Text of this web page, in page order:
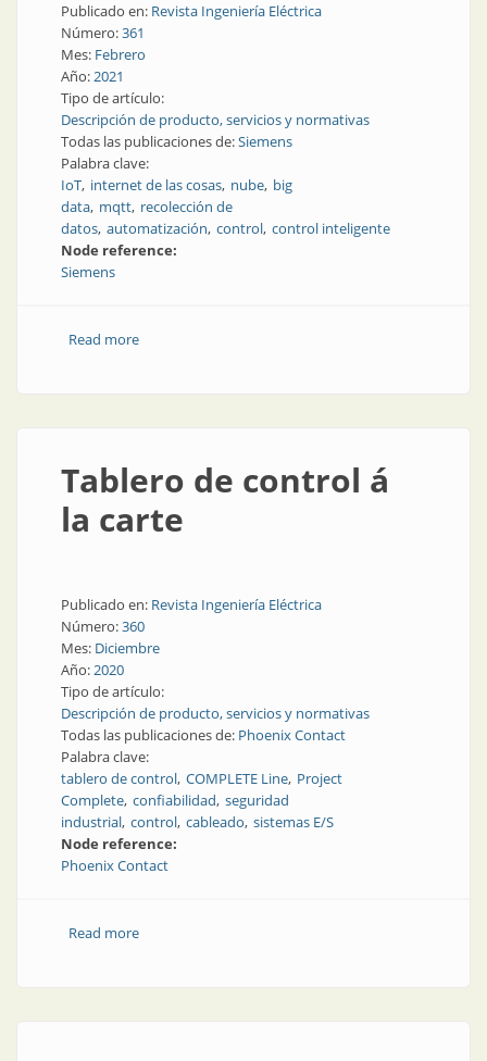
Publicado en: Revista Ingeniería Eléctrica
Número:361
Mes: Febrero
Año:2021
Tipo de artículo:
Descripción de producto, servicios y normativas
Todas las publicaciones de:Siemens
Palabra clave:
IoT internet de las cosas nube big
data mqtt recolección de
datos automatización control control inteligente
Node reference:
Siemens
Read moreabout Cómo conectar la plataforma de
Tablero de control á
la carte
Publicado en: Revista Ingeniería Eléctrica
Número:360
Mes: Diciembre
Año:2020
Tipo de artículo:
Descripción de producto, servicios y normativas
Todas las publicaciones de: Phoenix Contact
Palabra clave:
tablero de control COMPLETE Line Project
Complete confiabilidad seguridad
industrial control cableado sistemas E/S
Node reference:
Phoenix Contact
Read moreabout Tablero de control á la carte